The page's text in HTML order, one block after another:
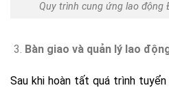
Quy trình cung ứng lao động
Bàn giao và quản lý lao
Sau khi hoàn tất quá trình